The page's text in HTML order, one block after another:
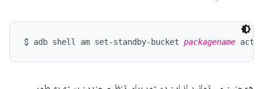
$ adb shell am set-standby-bucket packagename